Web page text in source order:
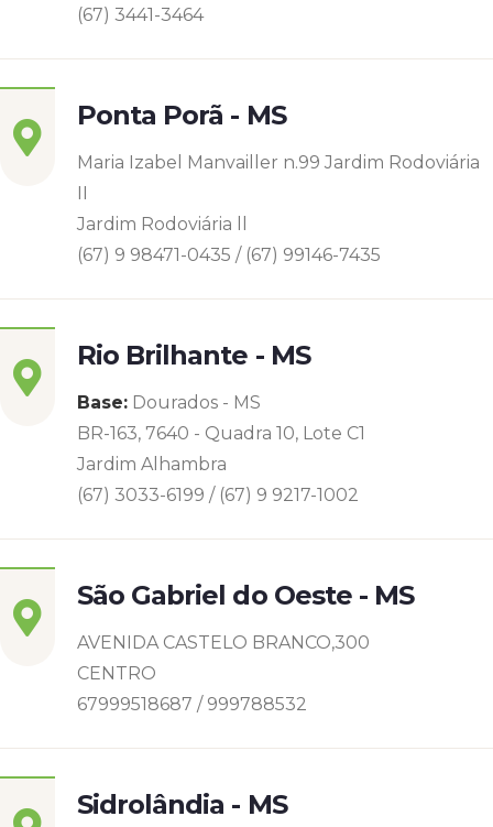
(67) 3441-3464
Ponta Porã - MS
Maria Izabel Manvailler n.99 Jardim Rodoviária
II
Jardim Rodoviária ll
(67) 9 98471-0435 / (67) 99146-7435
Rio Brilhante - MS
Base: Dourados - MS
BR-163, 7640 - Quadra 10, Lote C1
Jardim Alhambra
(67) 3033-6199 / (67) 9 9217-1002
São Gabriel do Oeste - MS
AVENIDA CASTELO BRANCO,300
CENTRO
67999518687 / 999788532
Sidrolândia - MS